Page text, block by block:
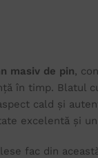
masiv de pin,
în timp. Blatul
cald și
excelentă și
fac din